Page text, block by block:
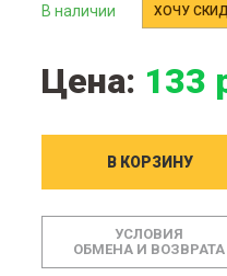
В наличии ХОЧУ
Цена: 133
В КОРЗИНУ
УСЛОВИЯ
ОБМЕНА И ВОЗВРАТА